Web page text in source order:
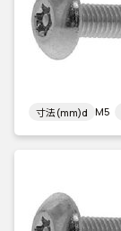
寸法(mm)d M5